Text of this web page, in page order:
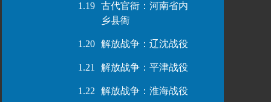
1.19
古代官衙：河南省内
乡县衙
1.20 解放战争：辽沈战役
1.21 解放战争：平津战役
1.22 解放战争：淮海战役